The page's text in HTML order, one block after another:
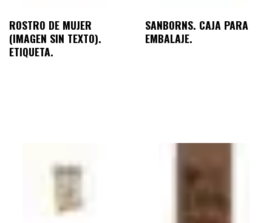
ROSTRO DE MUJER
(IMAGEN SIN TEXTO).
ETIQUETA.
SANBORNS. CAJA PARA
EMBALAJE.